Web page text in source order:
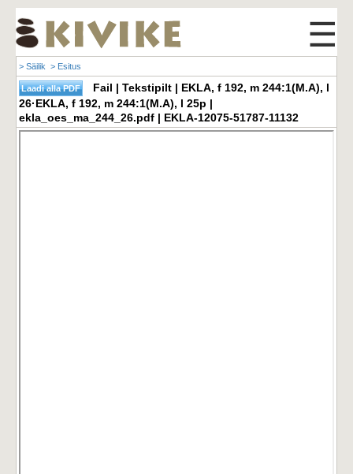
☰
> Säilik > Esitus
Fail | Tekstipilt | EKLA, f 192, m 244:1(M.A), l
26·EKLA, f 192, m 244:1(M.A), l 25p |
ekla_oes_ma_244_26.pdf | EKLA-12075-51787-11132